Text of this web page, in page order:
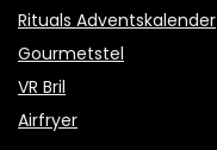
Rituals Adventskalender
Gourmetstel
VR Bril
Airfryer